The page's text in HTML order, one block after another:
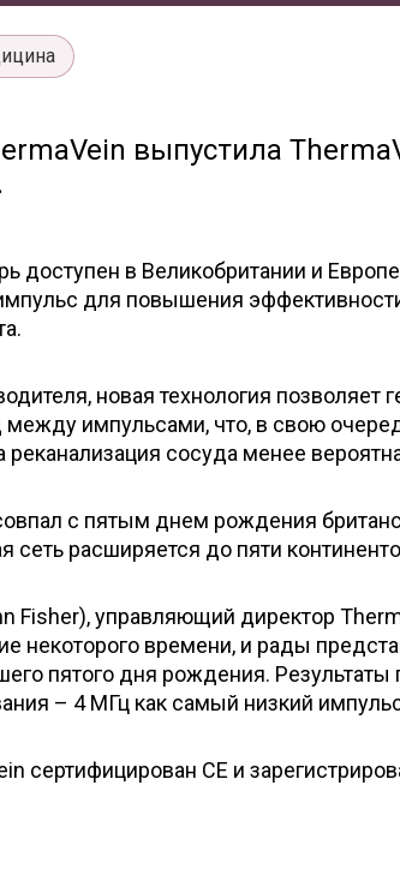
выпустила
доступен в Великобритании и
для повышения
новая технология
между импульсами, что, в свою
реканализация сосуда менее
с пятым днем рождения
сеть расширяется до пяти
управляющий директор
некоторого времени, и рады
пятого дня рождения.
– 4 МГц как самый низкий
сертифицирован CE и